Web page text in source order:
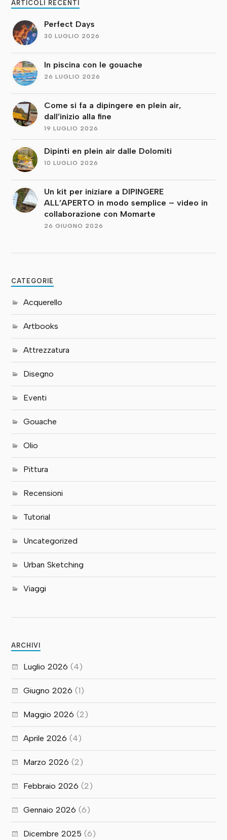
ARTICOLI RECENTI
Perfect Days
30 LUGLIO 2026
In piscina con le gouache
26 LUGLIO 2026
Come si fa a dipingere en plein air,
dall’inizio alla fine
19 LUGLIO 2026
Dipinti en plein air dalle Dolomiti
10 LUGLIO 2026
Un kit per iniziare a DIPINGERE
ALL’APERTO in modo semplice – video in
collaborazione con Momarte
26 GIUGNO 2026
CATEGORIE
Acquerello
Artbooks
Attrezzatura
Disegno
Eventi
Gouache
Olio
Pittura
Recensioni
Tutorial
Uncategorized
Urban Sketching
Viaggi
ARCHIVI
Luglio 2026 (4)
Giugno 2026 (1)
Maggio 2026 (2)
Aprile 2026 (4)
Marzo 2026 (2)
Febbraio 2026 (2)
Gennaio 2026 (6)
Dicembre 2025 (6)